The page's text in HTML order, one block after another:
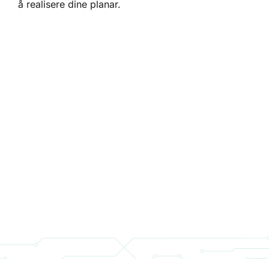
å realisere dine planar.